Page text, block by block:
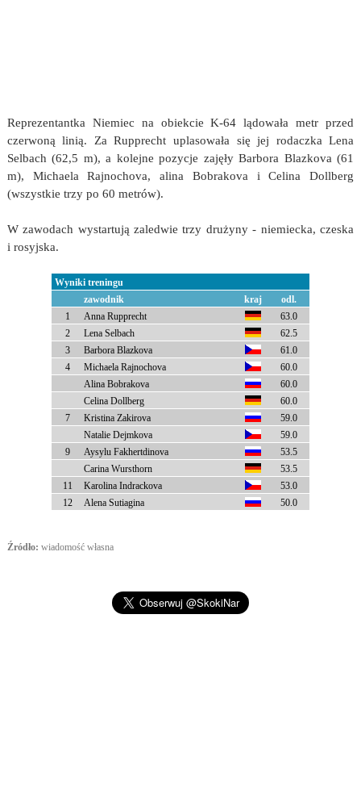
Reprezentantka Niemiec na obiekcie K-64 lądowała metr przed
czerwoną linią. Za Rupprecht uplasowała się jej rodaczka Lena
Selbach (62,5 m), a kolejne pozycje zajęły Barbora Blazkova (61
m), Michaela Rajnochova, alina Bobrakova i Celina Dollberg
(wszystkie trzy po 60 metrów).
W zawodach wystartują zaledwie trzy drużyny - niemiecka, czeska
i rosyjska.
Wyniki treningu
zawodnik
kraj
odl.
1
Anna Rupprecht
63.0
2
Lena Selbach
62.5
3
Barbora Blazkova
61.0
4
Michaela Rajnochova
60.0
Alina Bobrakova
60.0
Celina Dollberg
60.0
7
Kristina Zakirova
59.0
Natalie Dejmkova
59.0
9
Aysylu Fakhertdinova
53.5
Carina Wursthorn
53.5
11
Karolina Indrackova
53.0
12
Alena Sutiagina 50.0
Źródło: wiadomość własna